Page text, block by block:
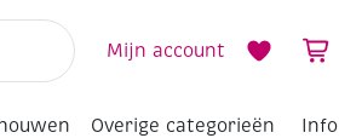
Mijn account
Overige categorieën Info